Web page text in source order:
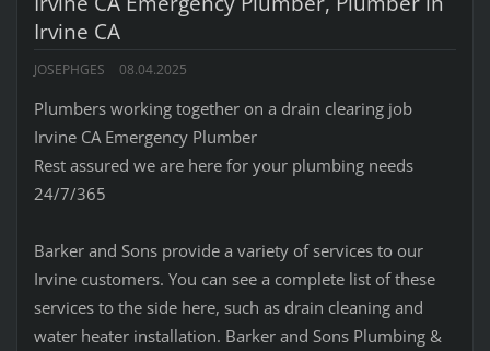
Irvine CA
JOSEPHGES 08.04.2025
Plumbers working together on a drain clearing job
Irvine CA Emergency Plumber
Rest assured we are here for your plumbing needs
24/7/365
Barker and Sons provide a variety of services to our
Irvine customers. You can see a complete list of these
services to the side here, such as drain cleaning and
water heater installation. Barker and Sons Plumbing &